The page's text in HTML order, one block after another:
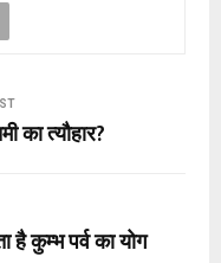
का त्यौहार?
है कुम्भ पर्व का योग